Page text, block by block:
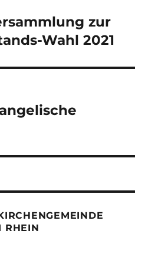
zur
Wahl 2021
RHEIN